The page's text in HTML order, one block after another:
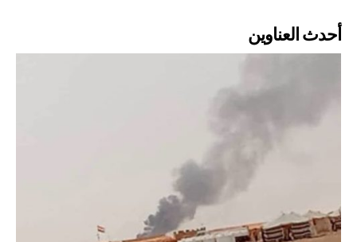
أحدث العناوين